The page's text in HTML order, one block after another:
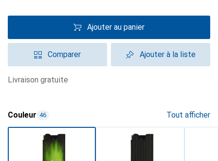
Ajouter au panier
Comparer Ajouter à la liste
livraison gratuite
Couleur 46 Tout afficher